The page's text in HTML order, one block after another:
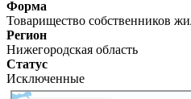
Форма
Товарищество собственников
Регион
Нижегородская область
Статус
Исключенные